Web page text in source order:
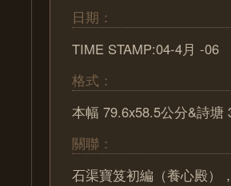
日期：
TIME STAMP:04-4月 -06
格式：
本幅 79.6x58.5公分&詩塘
關聯：
石渠寶笈初編（養心殿）